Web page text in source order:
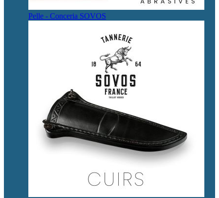
Pelle - Conceria SOVOS